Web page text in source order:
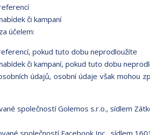
či kampaní
účelem:
pokud tuto dobu neprodloužíte
či kampaní, pokud tuto dobu
údajů, osobní údaje však mohou
společností Golemos s.r.o., sídlem
společností Facebook Inc., sídlem